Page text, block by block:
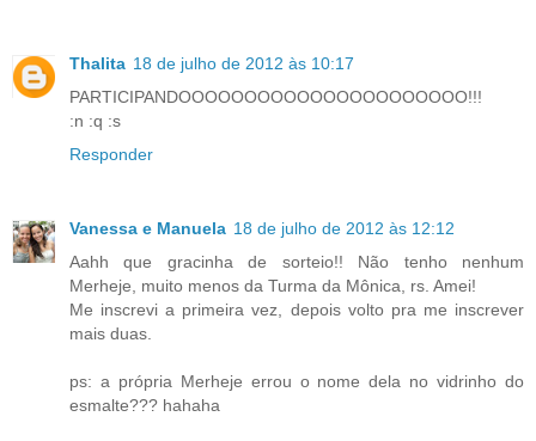
Thalita 18 de julho de 2012 às 10:17
PARTICIPANDOOOOOOOOOOOOOOOOOOOOOO!!!
:n :q :s
Responder
Vanessa e Manuela 18 de julho de 2012 às 12:12
Aahh que gracinha de sorteio!! Não tenho nenhum
Merheje, muito menos da Turma da Mônica, rs. Amei!
Me inscrevi a primeira vez, depois volto pra me inscrever
mais duas.
ps: a própria Merheje errou o nome dela no vidrinho do
esmalte??? hahaha